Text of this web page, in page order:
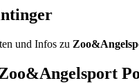
und Infos zu